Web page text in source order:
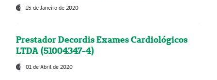
15 de Janeiro de 2020
Prestador Decordis Exames Cardiológicos
LTDA (51004347-4)
01 de Abril de 2020